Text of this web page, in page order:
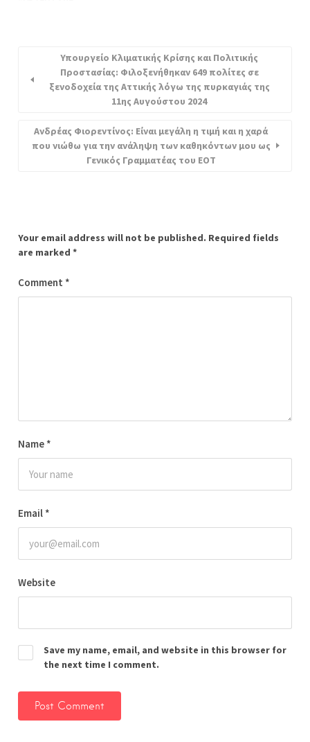
Υπουργείο Κλιματικής Κρίσης και Πολιτικής
Προστασίας: Φιλοξενήθηκαν 649 πολίτες σε
ξενοδοχεία της Αττικής λόγω της πυρκαγιάς της
11ης Αυγούστου 2024
Ανδρέας Φιορεντίνος: Είναι μεγάλη η τιμή και η χαρά
που νιώθω για την ανάληψη των καθηκόντων μου ως
Γενικός Γραμματέας του ΕΟΤ
Your email address will not be published. Required fields
are marked *
Comment *
Name *
Email *
Website
Save my name, email, and website in this browser for
the next time I comment.